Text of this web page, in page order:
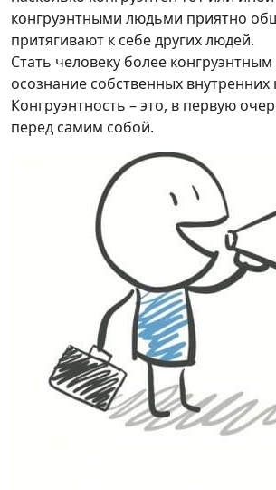
конгруэнтными людьми приятно
притягивают к себе других людей.
Стать человеку более
осознание собственных внутренних
Конгруэнтность – это, в первую
перед самим собой.